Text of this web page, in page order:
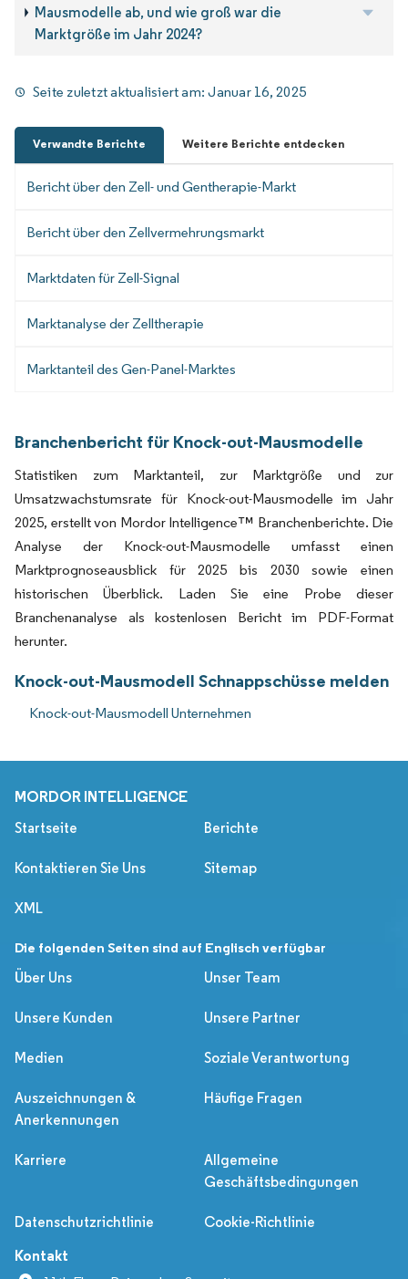
Mausmodelle ab, und wie groß war die
Marktgröße im Jahr 2024?
Seite zuletzt aktualisiert am:Januar 16, 2025
Verwandte Berichte Weitere Berichte entdecken
Bericht über den Zell- und Gentherapie-Markt
Bericht über den Zellvermehrungsmarkt
Marktdaten für Zell-Signal
Marktanalyse der Zelltherapie
Marktanteil des Gen-Panel-Marktes
Branchenbericht für Knock-out-Mausmodelle
Statistiken zum Marktanteil, zur Marktgröße und zur
Umsatzwachstumsrate für Knock-out-Mausmodelle im Jahr
2025, erstellt von Mordor Intelligence™ Branchenberichte. Die
Analyse der Knock-out-Mausmodelle umfasst einen
Marktprognoseausblick für 2025 bis 2030 sowie einen
historischen Überblick. Laden Sie eine Probe dieser
Branchenanalyse als kostenlosen Bericht im PDF-Format
herunter.
Knock-out-Mausmodell Schnappschüsse melden
Knock-out-Mausmodell Unternehmen
MORDOR INTELLIGENCE
Startseite Berichte
Kontaktieren Sie Uns Sitemap
XML
Die folgenden Seiten sind auf Englisch verfügbar
Über Uns
Unser Team
Unsere Kunden Unsere Partner
Medien Soziale Verantwortung
Auszeichnungen &
Anerkennungen
Häufige Fragen
Karriere
Allgemeine
Geschäftsbedingungen
Datenschutzrichtlinie Cookie-Richtlinie
Kontakt